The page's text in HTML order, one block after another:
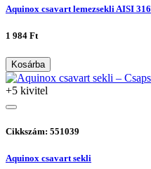
Aquinox csavart lemezsekli AISI 316
1 984 Ft
Kosárba
+5 kivitel
Cikkszám: 551039
Aquinox csavart sekli